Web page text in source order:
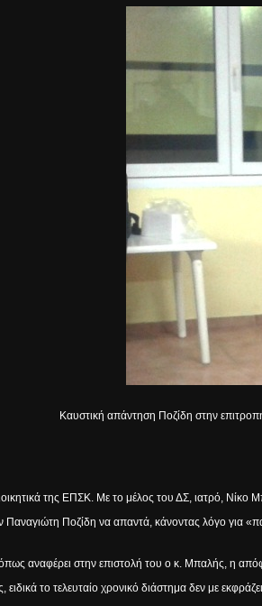
Καυστική απάντηση Ποζίδη στην
της ΕΠΣΚ. Με το μέλος του ΔΣ, ιατρό,
Παναγιώτη Ποζίδη να απαντά, κάνοντας λόγο για
αναφέρει στην επιστολή του ο κ. Μπαλής, η
ειδικά το τελευταίο χρονικό διάστημα δεν με